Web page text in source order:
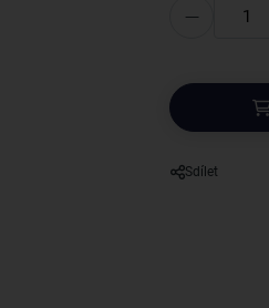
Sdílet